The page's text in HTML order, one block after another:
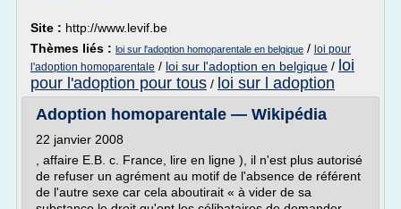
Site : http://www.levif.be
Thèmes liés : loi sur l'adoption homoparentale en belgique / loi pour
l'adoption homoparentale / loi sur l'adoption en belgique / loi
pour l'adoption pour tous / loi sur l adoption
Adoption homoparentale — Wikipédia
22 janvier 2008
, affaire E.B. c. France, lire en ligne ), il n'est plus autorisé
de refuser un agrément au motif de l'absence de référent
de l'autre sexe car cela aboutirait « à vider de sa